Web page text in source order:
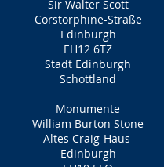
Sir Walter Scott
Corstorphine-Straße
Edinburgh
EH12 6TZ
Stadt Edinburgh
Schottland
Monumente
William Burton Stone
Altes Craig-Haus
Edinburgh